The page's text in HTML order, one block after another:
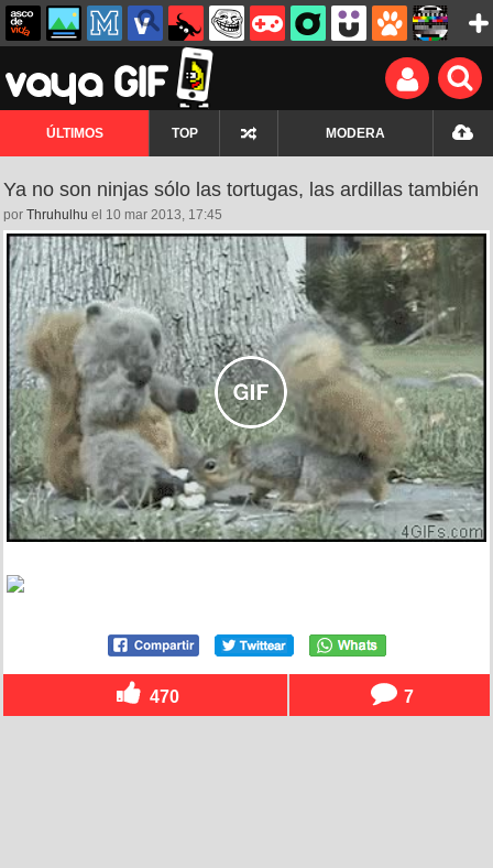
ÚLTIMOS TOP MODERA
Ya no son ninjas sólo las tortugas, las ardillas también
por Thruhulhu el 10 mar 2013, 17:45
470 7